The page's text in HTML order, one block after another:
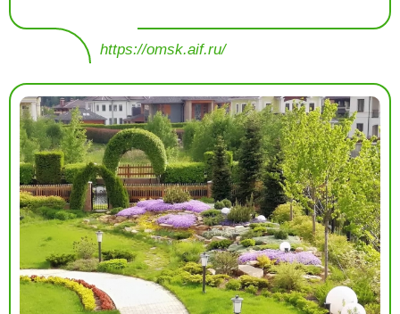
https://omsk.aif.ru/